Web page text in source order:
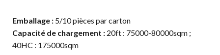
Emballage : 5/10 pièces par carton
Capacité de chargement : 20ft : 75000-80000sqm ;
40HC : 175000sqm